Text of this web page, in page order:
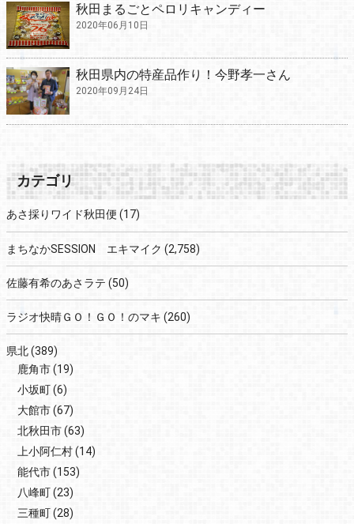
秋田まるごとペロリキャンディー
2020年06月10日
秋田県内の特産品作り！今野孝一さん
2020年09月24日
カテゴリ
あさ採りワイド秋田便 (17)
まちなかSESSION エキマイク (2,758)
佐藤有希のあさラテ (50)
ラジオ快晴ＧＯ！ＧＯ！のマキ (260)
県北(389)
鹿角市(19)
小坂町(6)
大館市(67)
北秋田市(63)
上小阿仁村(14)
能代市(153)
八峰町(23)
三種町(28)